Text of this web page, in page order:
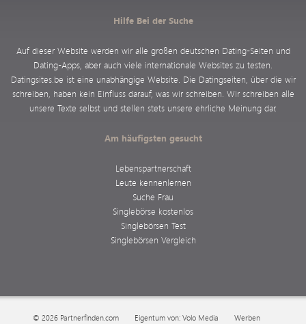
Hilfe Bei der Suche
Auf dieser Website werden wir alle großen deutschen Dating-Seiten und
Dating-Apps, aber auch viele internationale Websites zu testen.
Datingsites.be ist eine unabhängige Website. Die Datingseiten, über die wir
schreiben, haben kein Einfluss darauf, was wir schreiben. Wir schreiben alle
unsere Texte selbst und stellen stets unsere ehrliche Meinung dar.
Am häufigsten gesucht
Lebenspartnerschaft
Leute kennenlernen
Suche Frau
Singlebörse kostenlos
Singlebörsen Test
Singlebörsen Vergleich
© 2026 Partnerfinden.com Eigentum von: Volo Media
Werben